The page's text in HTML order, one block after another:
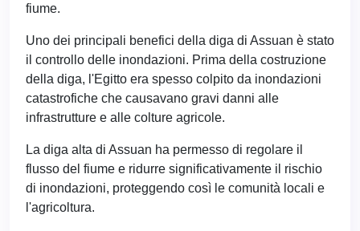
fiume.
Uno dei principali benefici della diga di Assuan è stato
il controllo delle inondazioni. Prima della costruzione
della diga, l'Egitto era spesso colpito da inondazioni
catastrofiche che causavano gravi danni alle
infrastrutture e alle colture agricole.
La diga alta di Assuan ha permesso di regolare il
flusso del fiume e ridurre significativamente il rischio
di inondazioni, proteggendo così le comunità locali e
l'agricoltura.